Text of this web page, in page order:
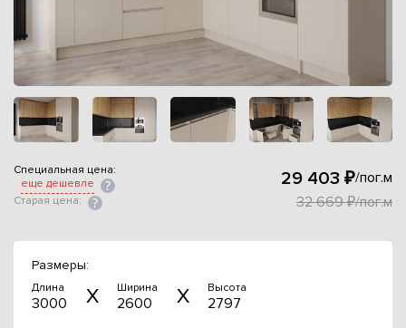
Специальная цена:
еще дешевле
29 403 ₽/пог.м
Старая цена: 32 669 ₽/пог.м
Размеры:
Длина
3000
Ширина
2600
Высота
2797